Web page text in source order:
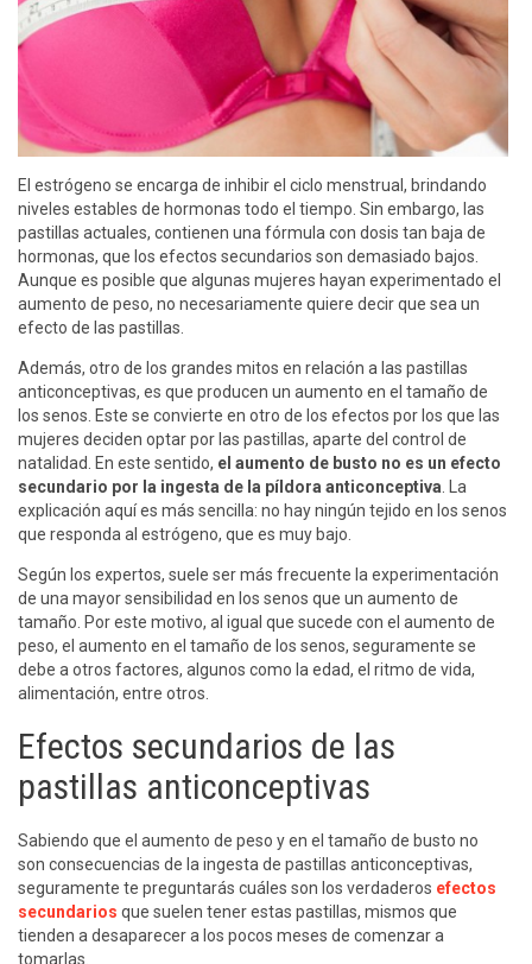
El estrógeno se encarga de inhibir el ciclo menstrual, brindando
niveles estables de hormonas todo el tiempo. Sin embargo, las
pastillas actuales, contienen una fórmula con dosis tan baja de
hormonas, que los efectos secundarios son demasiado bajos.
Aunque es posible que algunas mujeres hayan experimentado el
aumento de peso, no necesariamente quiere decir que sea un
efecto de las pastillas.
Además, otro de los grandes mitos en relación a las pastillas
anticonceptivas, es que producen un aumento en el tamaño de
los senos. Este se convierte en otro de los efectos por los que las
mujeres deciden optar por las pastillas, aparte del control de
natalidad. En este sentido, el aumento de busto no es un efecto
secundario por la ingesta de la píldora anticonceptiva. La
explicación aquí es más sencilla: no hay ningún tejido en los senos
que responda al estrógeno, que es muy bajo.
Según los expertos, suele ser más frecuente la experimentación
de una mayor sensibilidad en los senos que un aumento de
tamaño. Por este motivo, al igual que sucede con el aumento de
peso, el aumento en el tamaño de los senos, seguramente se
debe a otros factores, algunos como la edad, el ritmo de vida,
alimentación, entre otros.
Efectos secundarios de las
pastillas anticonceptivas
Sabiendo que el aumento de peso y en el tamaño de busto no
son consecuencias de la ingesta de pastillas anticonceptivas,
seguramente te preguntarás cuáles son los verdaderos efectos
secundarios que suelen tener estas pastillas, mismos que
tienden a desaparecer a los pocos meses de comenzar a
tomarlas.